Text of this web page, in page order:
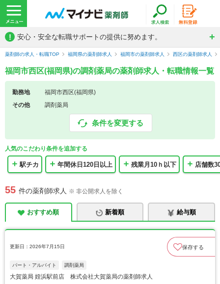
! 安心・安全な転職サポートの提供に努めます。
薬剤師の求人・転職TOP 福岡県の薬剤師求人 福岡市の薬剤師求人 西区の薬剤師求人
福岡市西区(福岡県)の調剤薬局の薬剤師求人・転職情報一覧
勤務地
福岡市西区(福岡県)
その他
調剤薬局
条件を変更する
人気のこだわり条件を追加する
駅チカ 年間休日120日以上 残業月10ｈ以下 店舗数
55 件の薬剤師求人 ※ 非公開求人を除く
おすすめ順 新着順 給与順
更新日：2026年7月15日 保存する
パート・アルバイト 調剤薬局
大賀薬局 姪浜駅前店 株式会社大賀薬局の薬剤師求人